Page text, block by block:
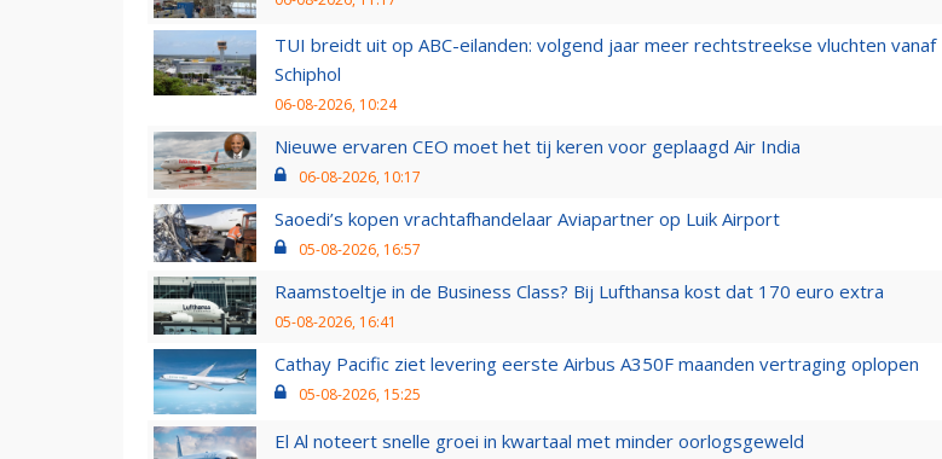
TUI breidt uit op ABC-eilanden: volgend jaar meer rechtstreekse vluchten vanaf
Schiphol
06-08-2026, 10:24
Nieuwe ervaren CEO moet het tij keren voor geplaagd Air India
06-08-2026, 10:17
Saoedi’s kopen vrachtafhandelaar Aviapartner op Luik Airport
05-08-2026, 16:57
Raamstoeltje in de Business Class? Bij Lufthansa kost dat 170 euro extra
05-08-2026, 16:41
Cathay Pacific ziet levering eerste Airbus A350F maanden vertraging oplopen
05-08-2026, 15:25
El Al noteert snelle groei in kwartaal met minder oorlogsgeweld